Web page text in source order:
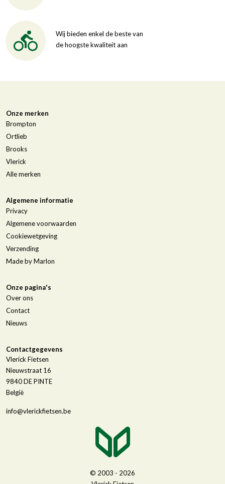
Wij bieden enkel de beste van
de hoogste kwaliteit aan
Onze merken
Brompton
Ortlieb
Brooks
Vlerick
Alle merken
Algemene informatie
Privacy
Algemene voorwaarden
Cookiewetgeving
Verzending
Made by Marlon
Onze pagina's
Over ons
Contact
Nieuws
Contactgegevens
Vlerick Fietsen
Nieuwstraat 16
9840DE PINTE
België
info@vlerickfietsen.be
© 2003 - 2026